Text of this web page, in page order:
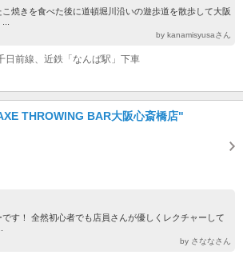
焼きを食べた後に道頓堀川沿いの遊歩道を散歩して大阪
by kanamisyusaさん
日前線、近鉄「なんば駅」下車
THROWING BAR大阪心斎橋店"
す！ 全然初心者でも店員さんが優しくレクチャーして
by さななさん